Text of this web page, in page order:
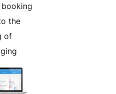
the
of